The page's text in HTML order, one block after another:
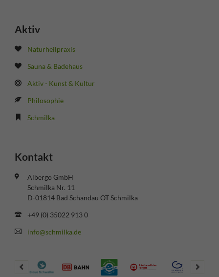
Aktiv
Naturheilpraxis
Sauna & Badehaus
Aktiv - Kunst & Kultur
Philosophie
Schmilka
Kontakt
Albergo GmbH
Schmilka Nr. 11
D-01814 Bad Schandau OT Schmilka
+49 (0) 35022 913 0
info@schmilka.de